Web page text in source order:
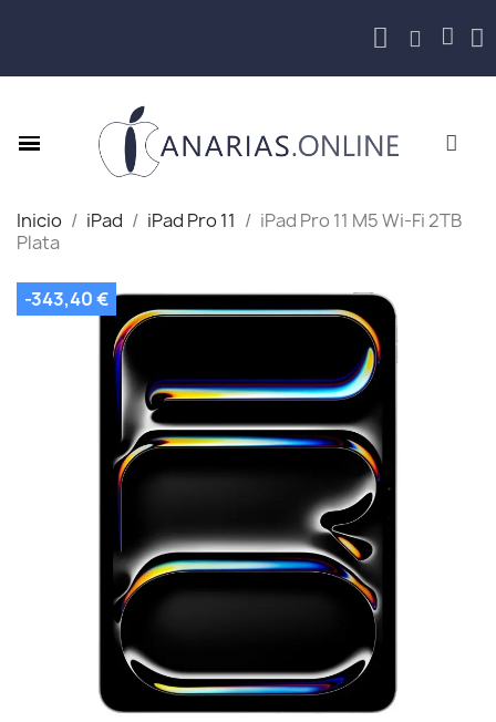
Inicio iPad iPad Pro 11
iPad Pro 11 M5 Wi‑Fi 2TB
Plata
-343,40 €